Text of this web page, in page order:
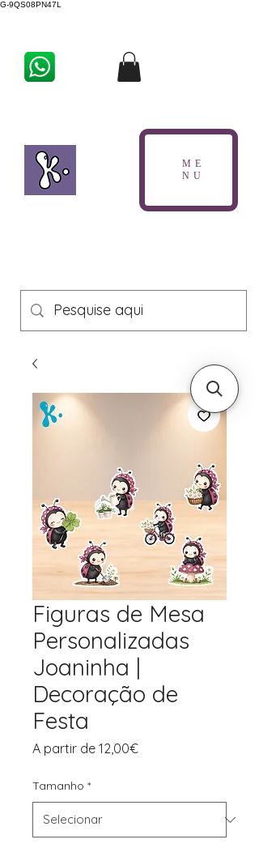
G-9QS08PN47L
ME
NU
Figuras de Mesa
Personalizadas
Joaninha |
Decoração de
Festa
A partir de 12,00€Preço
Tamanho *